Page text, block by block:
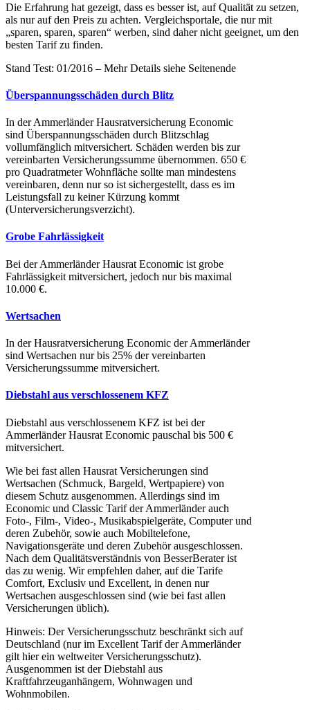
Die Erfahrung hat gezeigt, dass es besser ist, auf Qualität zu setzen,
als nur auf den Preis zu achten. Vergleichsportale, die nur mit
„sparen, sparen, sparen“ werben, sind daher nicht geeignet, um den
besten Tarif zu finden.
Stand Test: 01/2016 – Mehr Details siehe Seitenende
Überspannungsschäden durch Blitz
In der Ammerländer Hausratversicherung Economic
sind Überspannungsschäden durch Blitzschlag
vollumfänglich mitversichert. Schäden werden bis zur
vereinbarten Versicherungssumme übernommen. 650 €
pro Quadratmeter Wohnfläche sollte man mindestens
vereinbaren, denn nur so ist sichergestellt, dass es im
Leistungsfall zu keiner Kürzung kommt
(Unterversicherungsverzicht).
Grobe Fahrlässigkeit
Bei der Ammerländer Hausrat Economic ist grobe
Fahrlässigkeit mitversichert, jedoch nur bis maximal
10.000 €.
Wertsachen
In der Hausratversicherung Economic der Ammerländer
sind Wertsachen nur bis 25% der vereinbarten
Versicherungssumme mitversichert.
Diebstahl aus verschlossenem KFZ
Diebstahl aus verschlossenem KFZ ist bei der
Ammerländer Hausrat Economic pauschal bis 500 €
mitversichert.
Wie bei fast allen Hausrat Versicherungen sind
Wertsachen (Schmuck, Bargeld, Wertpapiere) von
diesem Schutz ausgenommen. Allerdings sind im
Economic und Classic Tarif der Ammerländer auch
Foto-, Film-, Video-, Musikabspielgeräte, Computer und
deren Zubehör, sowie auch Mobiltelefone,
Navigationsgeräte und deren Zubehör ausgeschlossen.
Nach dem Qualitätsverständnis von BesserBerater ist
das zu wenig. Wir empfehlen daher, auf die Tarife
Comfort, Exclusiv und Excellent, in denen nur
Wertsachen ausgeschlossen sind (wie bei fast allen
Versicherungen üblich).
Hinweis: Der Versicherungsschutz beschränkt sich auf
Deutschland (nur im Excellent Tarif der Ammerländer
gilt hier ein weltweiter Versicherungsschutz).
Ausgenommen ist der Diebstahl aus
Kraftfahrzeuganhängern, Wohnwagen und
Wohnmobilen.